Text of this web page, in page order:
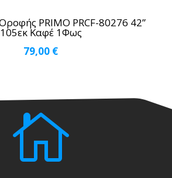
PRIMO PRCF-80276 42”
105εκ Καφέ 1Φως
79,00 €
